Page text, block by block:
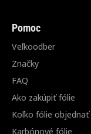
Pomoc
Veľkoodber
Značky
FAQ
Ako zakúpiť fólie
Koľko fólie objednať
Karbónové fólie